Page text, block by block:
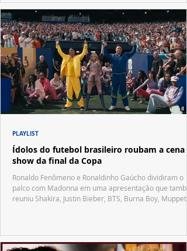
Ídolos do futebol brasileiro roubam a cena
show da final da Copa
Ronaldo Fenômeno e Ronaldinho Gaúcho dividiram o
palco com Madonna em uma apresentação que
reuniu Shakira, Justin Bieber, BTS, Burna Boy, Muppets,
PLAYLIST